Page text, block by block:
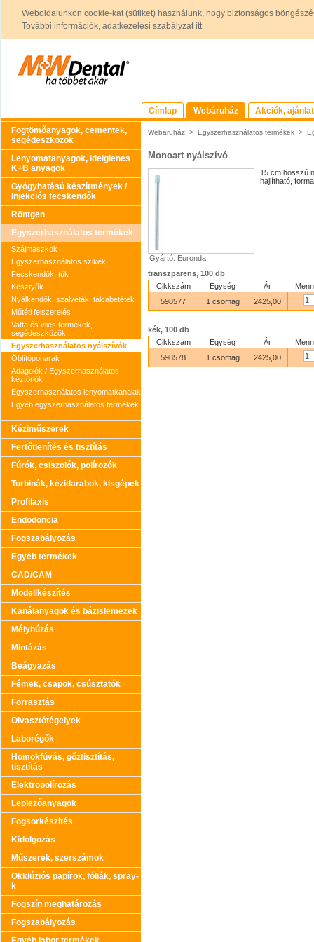
Weboldalunkon cookie-kat (sütiket) használunk, hogy biztonságos
További információk, adatkezelési szabályzat itt
Címlap Webáruház
Akciók,
Fogtömőanyagok, cementek,
segédeszközök
Lenyomatanyagok, ideiglenes
K+B anyagok
Gyógyhatású készítmények /
Injekciós fecskendők
Röntgen
Egyszerhasználatos termékek
Szájmaszkok
Egyszerhasználatos szikék
Fecskendők, tűk
Kesztyűk
Nyálkendők, szalvéták, tálcabetétek
Műtéti felszerelés
Vatta és vlies termékek,
segédeszközök
Egyszerhasználatos nyálszívók
Öblítőpoharak
Adagolók / Egyszerhasználatos
kéztörlők
Egyszerhasználatos lenyomatkanalak
Egyéb egyszerhasználatos termékek
Kéziműszerek
Fertőtlenítés és tisztítás
Fúrók, csiszolók, polírozók
Turbinák, kézidarabok, kisgépek
Profilaxis
Endodoncia
Fogszabályozás
Egyéb termékek
CAD/CAM
Modellkészítés
Kanálanyagok és bázislemezek
Mélyhúzás
Mintázás
Beágyazás
Fémek, csapok, csúsztatók
Forrasztás
Olvasztótégelyek
Laborégők
Homokfúvás, gőztisztítás,
tisztítás
Elektropolírozás
Leplezőanyagok
Fogsorkészítés
Kidolgozás
Műszerek, szerszámok
Okklúziós papírok, fóliák, spray-
k
Fogszín meghatározás
Fogszabályozás
Webáruház > Egyszerhasználatos termékek >
Monoart nyálszívó
Gyártó: Euronda
15 cm hosszú
hajlítható,
transzparens, 100 db
Cikkszám
Egység Ár
598577
1 csomag 2425,00
kék, 100 db
Cikkszám
Egység Ár
598578
1 csomag 2425,00